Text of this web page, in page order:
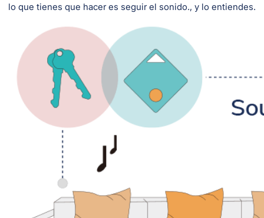
lo que tienes que hacer es seguir el sonido., y lo entiendes.